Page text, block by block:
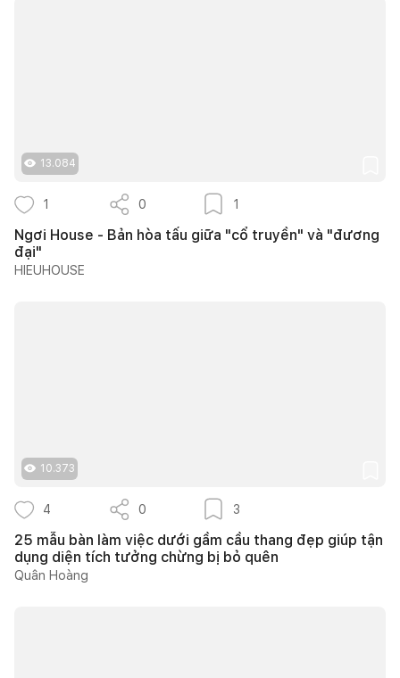
13.084
1 0 1
Ngơi House - Bản hòa tấu giữa "cổ truyền" và "đương
đại"
HIEUHOUSE
10.373
4 0 3
25 mẫu bàn làm việc dưới gầm cầu thang đẹp giúp tận
dụng diện tích tưởng chừng bị bỏ quên
Quân Hoàng